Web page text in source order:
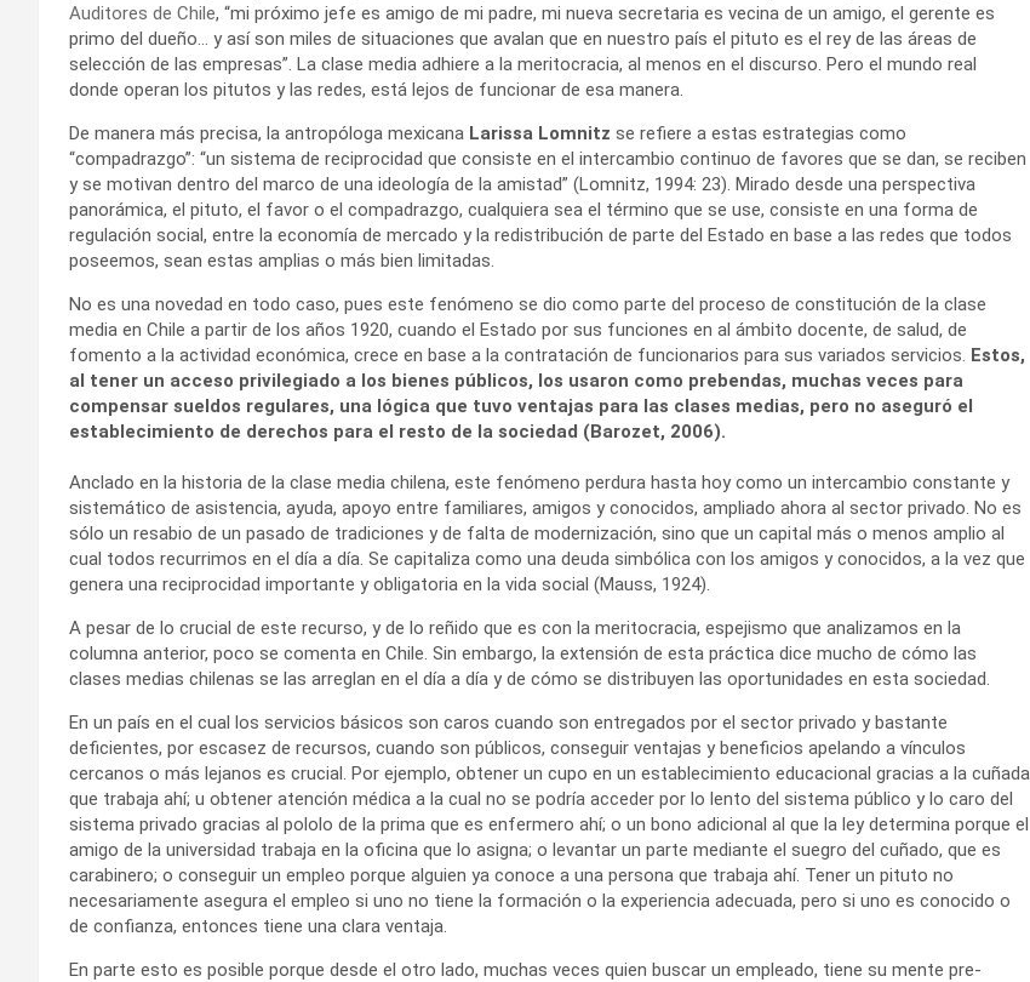
Auditores de Chile, “mi próximo jefe es amigo de mi padre, mi nueva secretaria es vecina de un amigo, el gerente es
primo del dueño… y así son miles de situaciones que avalan que en nuestro país el pituto es el rey de las áreas de
selección de las empresas”. La clase media adhiere a la meritocracia, al menos en el discurso. Pero el mundo real
donde operan los pitutos y las redes, está lejos de funcionar de esa manera.
De manera más precisa, la antropóloga mexicana Larissa Lomnitz se refiere a estas estrategias como
“compadrazgo”: “un sistema de reciprocidad que consiste en el intercambio continuo de favores que se dan, se reciben
y se motivan dentro del marco de una ideología de la amistad” (Lomnitz, 1994: 23). Mirado desde una perspectiva
panorámica, el pituto, el favor o el compadrazgo, cualquiera sea el término que se use, consiste en una forma de
regulación social, entre la economía de mercado y la redistribución de parte del Estado en base a las redes que todos
poseemos, sean estas amplias o más bien limitadas.
No es una novedad en todo caso, pues este fenómeno se dio como parte del proceso de constitución de la clase
media en Chile a partir de los años 1920, cuando el Estado por sus funciones en al ámbito docente, de salud, de
fomento a la actividad económica, crece en base a la contratación de funcionarios para sus variados servicios. Estos,
al tener un acceso privilegiado a los bienes públicos, los usaron como prebendas, muchas veces para
compensar sueldos regulares, una lógica que tuvo ventajas para las clases medias, pero no aseguró el
establecimiento de derechos para el resto de la sociedad (Barozet, 2006).
Anclado en la historia de la clase media chilena, este fenómeno perdura hasta hoy como un intercambio constante y
sistemático de asistencia, ayuda, apoyo entre familiares, amigos y conocidos, ampliado ahora al sector privado. No es
sólo un resabio de un pasado de tradiciones y de falta de modernización, sino que un capital más o menos amplio al
cual todos recurrimos en el día a día. Se capitaliza como una deuda simbólica con los amigos y conocidos, a la vez que
genera una reciprocidad importante y obligatoria en la vida social (Mauss, 1924).
A pesar de lo crucial de este recurso, y de lo reñido que es con la meritocracia, espejismo que analizamos en la
columna anterior, poco se comenta en Chile. Sin embargo, la extensión de esta práctica dice mucho de cómo las
clases medias chilenas se las arreglan en el día a día y de cómo se distribuyen las oportunidades en esta sociedad.
En un país en el cual los servicios básicos son caros cuando son entregados por el sector privado y bastante
deficientes, por escasez de recursos, cuando son públicos, conseguir ventajas y beneficios apelando a vínculos
cercanos o más lejanos es crucial. Por ejemplo, obtener un cupo en un establecimiento educacional gracias a la cuñada
que trabaja ahí; u obtener atención médica a la cual no se podría acceder por lo lento del sistema público y lo caro del
sistema privado gracias al pololo de la prima que es enfermero ahí; o un bono adicional al que la ley determina porque el
amigo de la universidad trabaja en la oficina que lo asigna; o levantar un parte mediante el suegro del cuñado, que es
carabinero; o conseguir un empleo porque alguien ya conoce a una persona que trabaja ahí. Tener un pituto no
necesariamente asegura el empleo si uno no tiene la formación o la experiencia adecuada, pero si uno es conocido o
de confianza, entonces tiene una clara ventaja.
En parte esto es posible porque desde el otro lado, muchas veces quien buscar un empleado, tiene su mente pre-